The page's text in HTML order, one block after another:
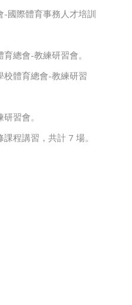
-國際體育事務人才培訓
總會-教練研習會。
校體育總會-教練研習
習會。
程講習，共計 7 場。